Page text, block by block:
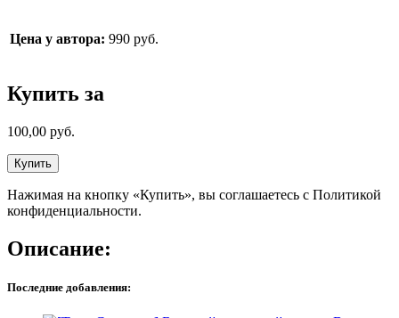
Цена у автора: 990 руб.
Купить за
100,00 руб.
Купить
Нажимая на кнопку «Купить», вы соглашаетесь с Политикой
конфиденциальности.
Описание:
Последние добавления: